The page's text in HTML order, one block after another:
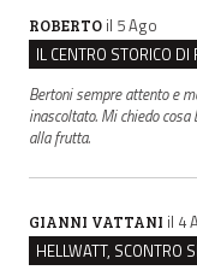
ROBERTO il 5 Ago
Bertoni sempre attento e
inascoltato. Mi chiedo
alla frutta.
GIANNI VATTANI il 4